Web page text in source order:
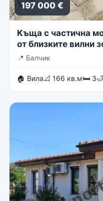
197 000 €
Къща с частична
от близките вилни
📍 Балчик
🏠 Вила📐 166 кв.м🛏 3